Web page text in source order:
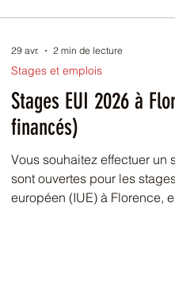
Stages EUI 2026 à
financés)
Vous souhaitez effectuer un
sont ouvertes pour les
européen (IUE) à Florence,
Stages et emplois
29 avr. 2 min de lecture